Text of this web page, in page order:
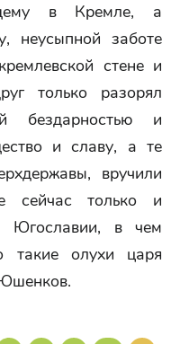
в Кремле, а
неусыпной заботе
стене и
только разорял
бездарностью и
и славу, а те
вручили
сейчас только и
Югославии, в чем
такие олухи царя